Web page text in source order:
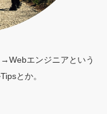
エンジニアという
とか。